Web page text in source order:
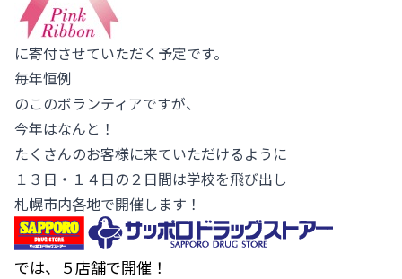
に寄付させていただく予定です。
毎年恒例
のこのボランティアですが、
今年はなんと！
たくさんのお客様に来ていただけるように
１３日・１４日の２日間は学校を飛び出し
札幌市内各地で開催します！
では、５店舗で開催！